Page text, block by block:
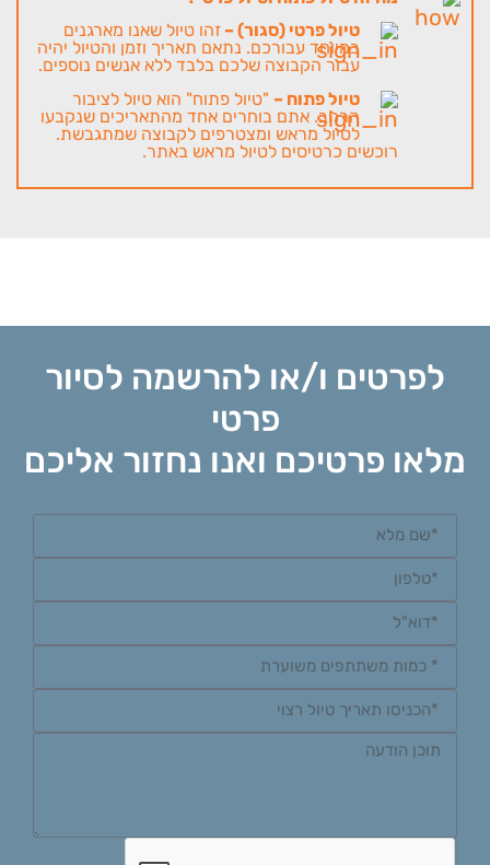
טיול פרטי (סגור) – זהו טיול שאנו מארגנים
במיוחד עבורכם. נתאם תאריך וזמן והטיול יהיה
עבור הקבוצה שלכם בלבד ללא אנשים נוספים.
טיול פתוח – "טיול פתוח" הוא טיול לציבור
הרחב. אתם בוחרים אחד מהתאריכים שנקבעו
לטיול מראש ומצטרפים לקבוצה שמתגבשת.
רוכשים כרטיסים לטיול מראש באתר.
לפרטים ו/או להרשמה לסיור
פרטי
מלאו פרטיכם ואנו נחזור אליכם